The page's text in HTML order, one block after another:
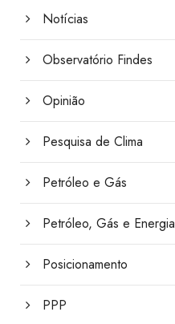
Notícias
Observatório Findes
Opinião
Pesquisa de Clima
Petróleo e Gás
Petróleo, Gás e Energia
Posicionamento
PPP